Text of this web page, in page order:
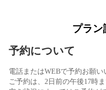
プラン
予約について
電話またはWEBで予約お願い
ご予約は、2日前の午後17時